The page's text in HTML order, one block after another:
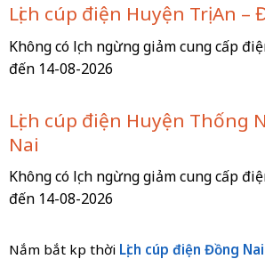
Lịch cúp điện Huyện Trị An –
Không có lịch ngừng giảm cung cấp
đến 14-08-2026
Lịch cúp điện Huyện Thống
Nai
Không có lịch ngừng giảm cung cấp
đến 14-08-2026
Nắm bắt kịp thời Lịch cúp điện Đồng Nai